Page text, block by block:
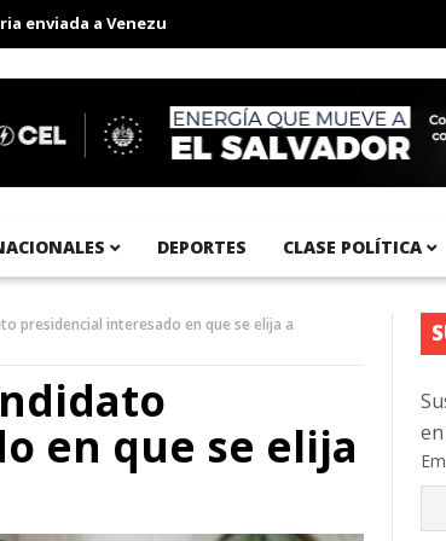
a Venezuela Aeropuerto Internacional del
DEPORTES CLASE POLÍTICA
presidencial interesado en que se elija a
en que se elija